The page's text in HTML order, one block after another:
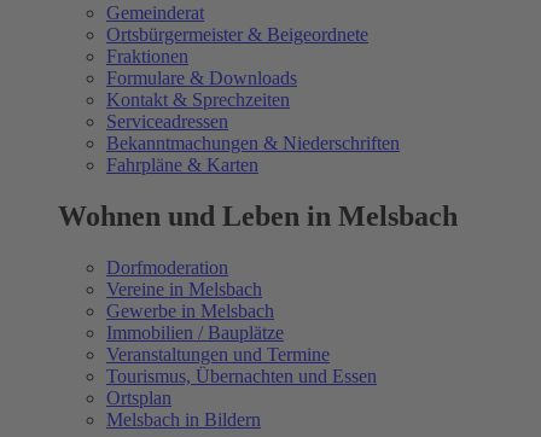
Gemeinderat
Ortsbürgermeister & Beigeordnete
Fraktionen
Formulare & Downloads
Kontakt & Sprechzeiten
Serviceadressen
Bekanntmachungen & Niederschriften
Fahrpläne & Karten
Wohnen und Leben in Melsbach
Dorfmoderation
Vereine in Melsbach
Gewerbe in Melsbach
Immobilien / Bauplätze
Veranstaltungen und Termine
Tourismus, Übernachten und Essen
Ortsplan
Melsbach in Bildern